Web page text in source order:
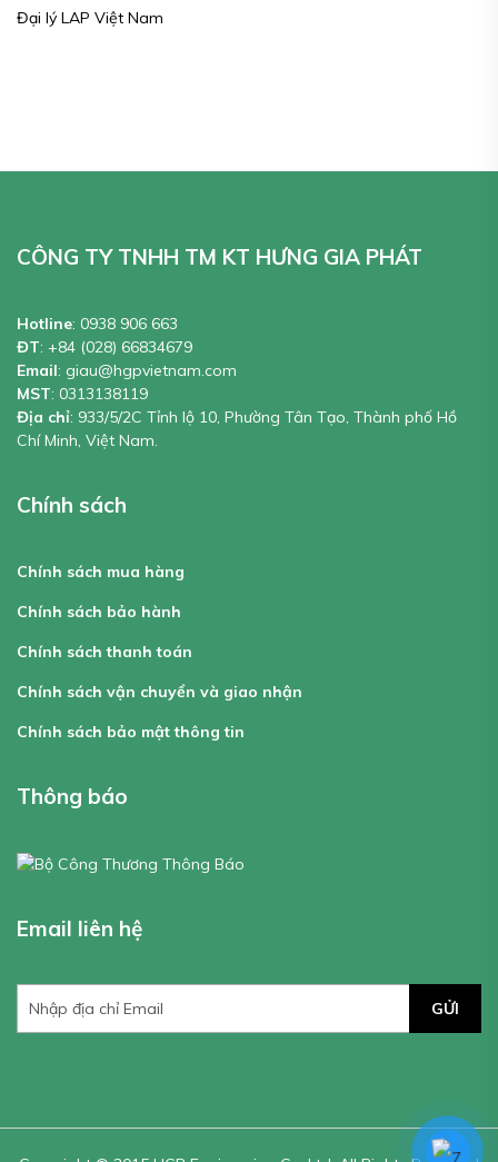
Được xếp
Đại lý LAP Việt Nam
CÔNG TY TNHH TM KT HƯNG GIA PHÁT
Hotline: 0938 906 663
ĐT: +84 (028) 66834679
Email: giau@hgpvietnam.com
MST: 0313138119
Địa chỉ: 933/5/2C Tỉnh lộ 10, Phường Tân Tạo, Thành phố Hồ
Chí Minh, Việt Nam.
Chính sách
Chính sách mua hàng
Chính sách bảo hành
Chính sách thanh toán
Chính sách vận chuyển và giao nhận
Chính sách bảo mật thông tin
Thông báo
Email liên hệ
GỬI